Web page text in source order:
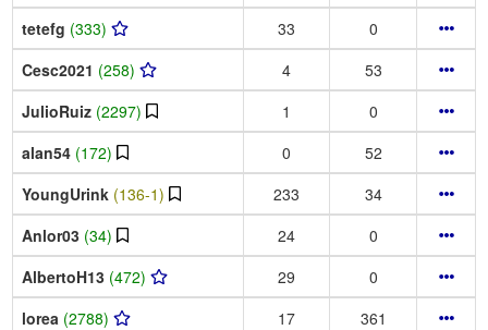
tetefg (333) 33
0
Cesc2021 (258) 4
53
JulioRuiz (2297) 1
0
alan54 (172) 0
52
YoungUrink (136-1) 233
34
Anlor03 (34) 24
0
AlbertoH13 (472) 29
0
lorea (2788) 17
361